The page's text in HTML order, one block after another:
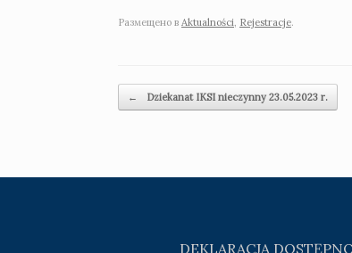
Размещено в Aktualności Rejestracje.
Навигация по записям
← Dziekanat IKSI nieczynny 23.05.2023 r.
DEKLARACJA